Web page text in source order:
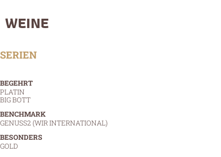
WEINE
SERIEN
BEGEHRT
PLATIN
BIG BOTT
BENCHMARK
GENUSS2 (WIR INTERNATIONAL)
BESONDERS
GOLD